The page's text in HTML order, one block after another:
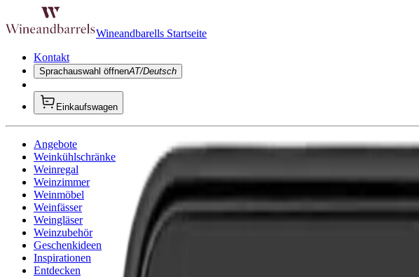
Wineandbarells Startseite
Kontakt
Sprachauswahl öffnenAT/Deutsch
Einkaufswagen
Angebote
Weinkühlschränke
Weinregal
Weinzimmer
Weinmöbel
Weinfässer
Weingläser
Weinzubehör
Geschenkideen
Inspirationen
Entdecken